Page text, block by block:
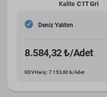
Kalite C1T Gri
Deniz Yalıtım
8.584,32 ₺/Adet
KDV Hariç: 7.153,60 ₺/Adet